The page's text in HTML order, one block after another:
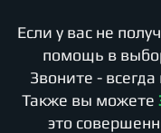
Если у вас не
помощь в
Звоните -
Также вы можете
это